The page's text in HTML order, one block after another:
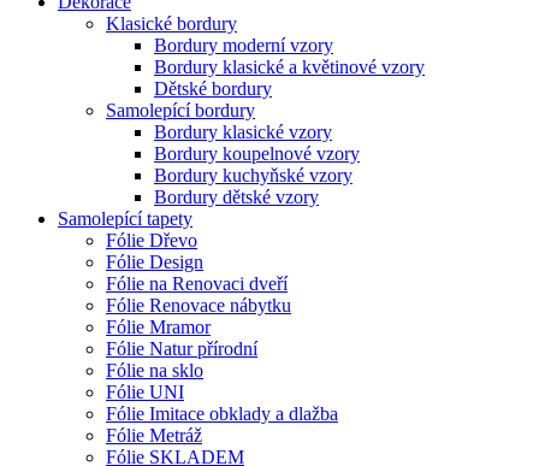
Klasické bordury
Bordury moderní vzory
Bordury klasické a květinové vzory
Dětské bordury
Samolepící bordury
Bordury klasické vzory
Bordury koupelnové vzory
Bordury kuchyňské vzory
Bordury dětské vzory
Samolepící tapety
Fólie Dřevo
Fólie Design
Fólie na Renovaci dveří
Fólie Renovace nábytku
Fólie Mramor
Fólie Natur přírodní
Fólie na sklo
Fólie UNI
Fólie Imitace obklady a dlažba
Fólie Metráž
Fólie SKLADEM